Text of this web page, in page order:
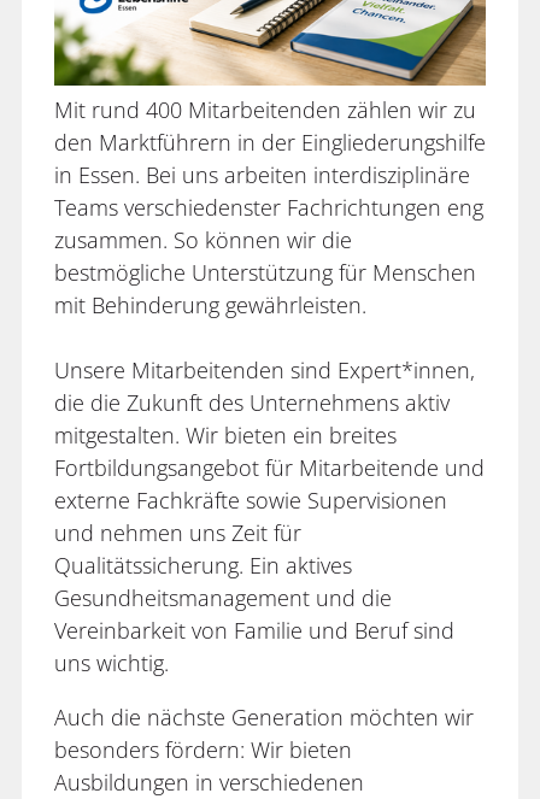
Mit rund 400 Mitarbeitenden zählen wir zu
den Marktführern in der Eingliederungshilfe
in Essen. Bei uns arbeiten interdisziplinäre
Teams verschiedenster Fachrichtungen eng
zusammen. So können wir die
bestmögliche Unterstützung für Menschen
mit Behinderung gewährleisten.
Unsere Mitarbeitenden sind Expert*innen,
die die Zukunft des Unternehmens aktiv
mitgestalten. Wir bieten ein breites
Fortbildungsangebot für Mitarbeitende und
externe Fachkräfte sowie Supervisionen
und nehmen uns Zeit für
Qualitätssicherung. Ein aktives
Gesundheitsmanagement und die
Vereinbarkeit von Familie und Beruf sind
uns wichtig.
Auch die nächste Generation möchten wir
besonders fördern: Wir bieten
Ausbildungen in verschiedenen